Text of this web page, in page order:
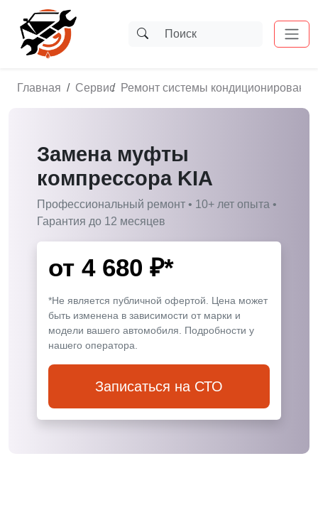
Главная Сервис Ремонт системы
Замена муфты
компрессора KIA
Профессиональный ремонт • 10+ лет опыта •
Гарантия до 12 месяцев
от 4 680 ₽*
*Не является публичной офертой. Цена может
быть изменена в зависимости от марки и
модели вашего автомобиля. Подробности у
нашего оператора.
Записаться на СТО